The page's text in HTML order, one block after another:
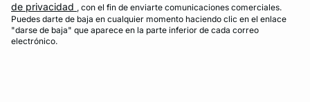
de privacidad , con el fin de enviarte comunicaciones comerciales.
Puedes darte de baja en cualquier momento haciendo clic en el enlace
"darse de baja" que aparece en la parte inferior de cada correo
electrónico.